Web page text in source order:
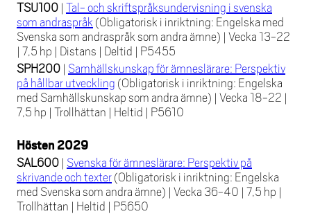
TSU100 | Tal- och skriftspråksundervisning i svenska
som andraspråk (Obligatorisk i inriktning: Engelska med
Svenska som andraspråk som andra ämne) | Vecka 13-22
| 7,5 hp | Distans | Deltid | P5455
SPH200 | Samhällskunskap för ämneslärare: Perspektiv
på hållbar utveckling (Obligatorisk i inriktning: Engelska
med Samhällskunskap som andra ämne) | Vecka 18-22 |
7,5 hp | Trollhättan | Heltid | P5610
Hösten 2029
SAL600 | Svenska för ämneslärare: Perspektiv på
skrivande och texter (Obligatorisk i inriktning: Engelska
med Svenska som andra ämne) | Vecka 36-40 | 7,5 hp |
Trollhättan | Heltid | P5650